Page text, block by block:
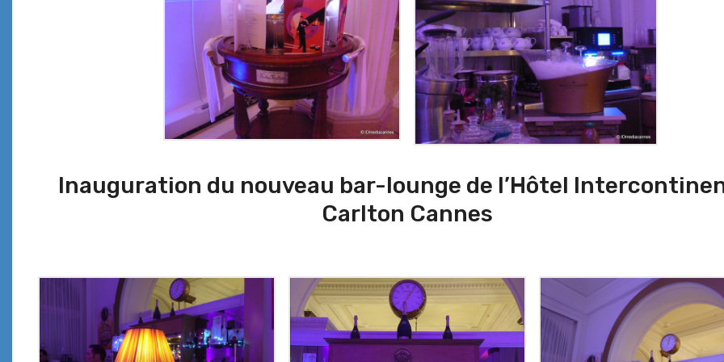
Inauguration du nouveau bar-lounge de l’Hôtel
Carlton Cannes